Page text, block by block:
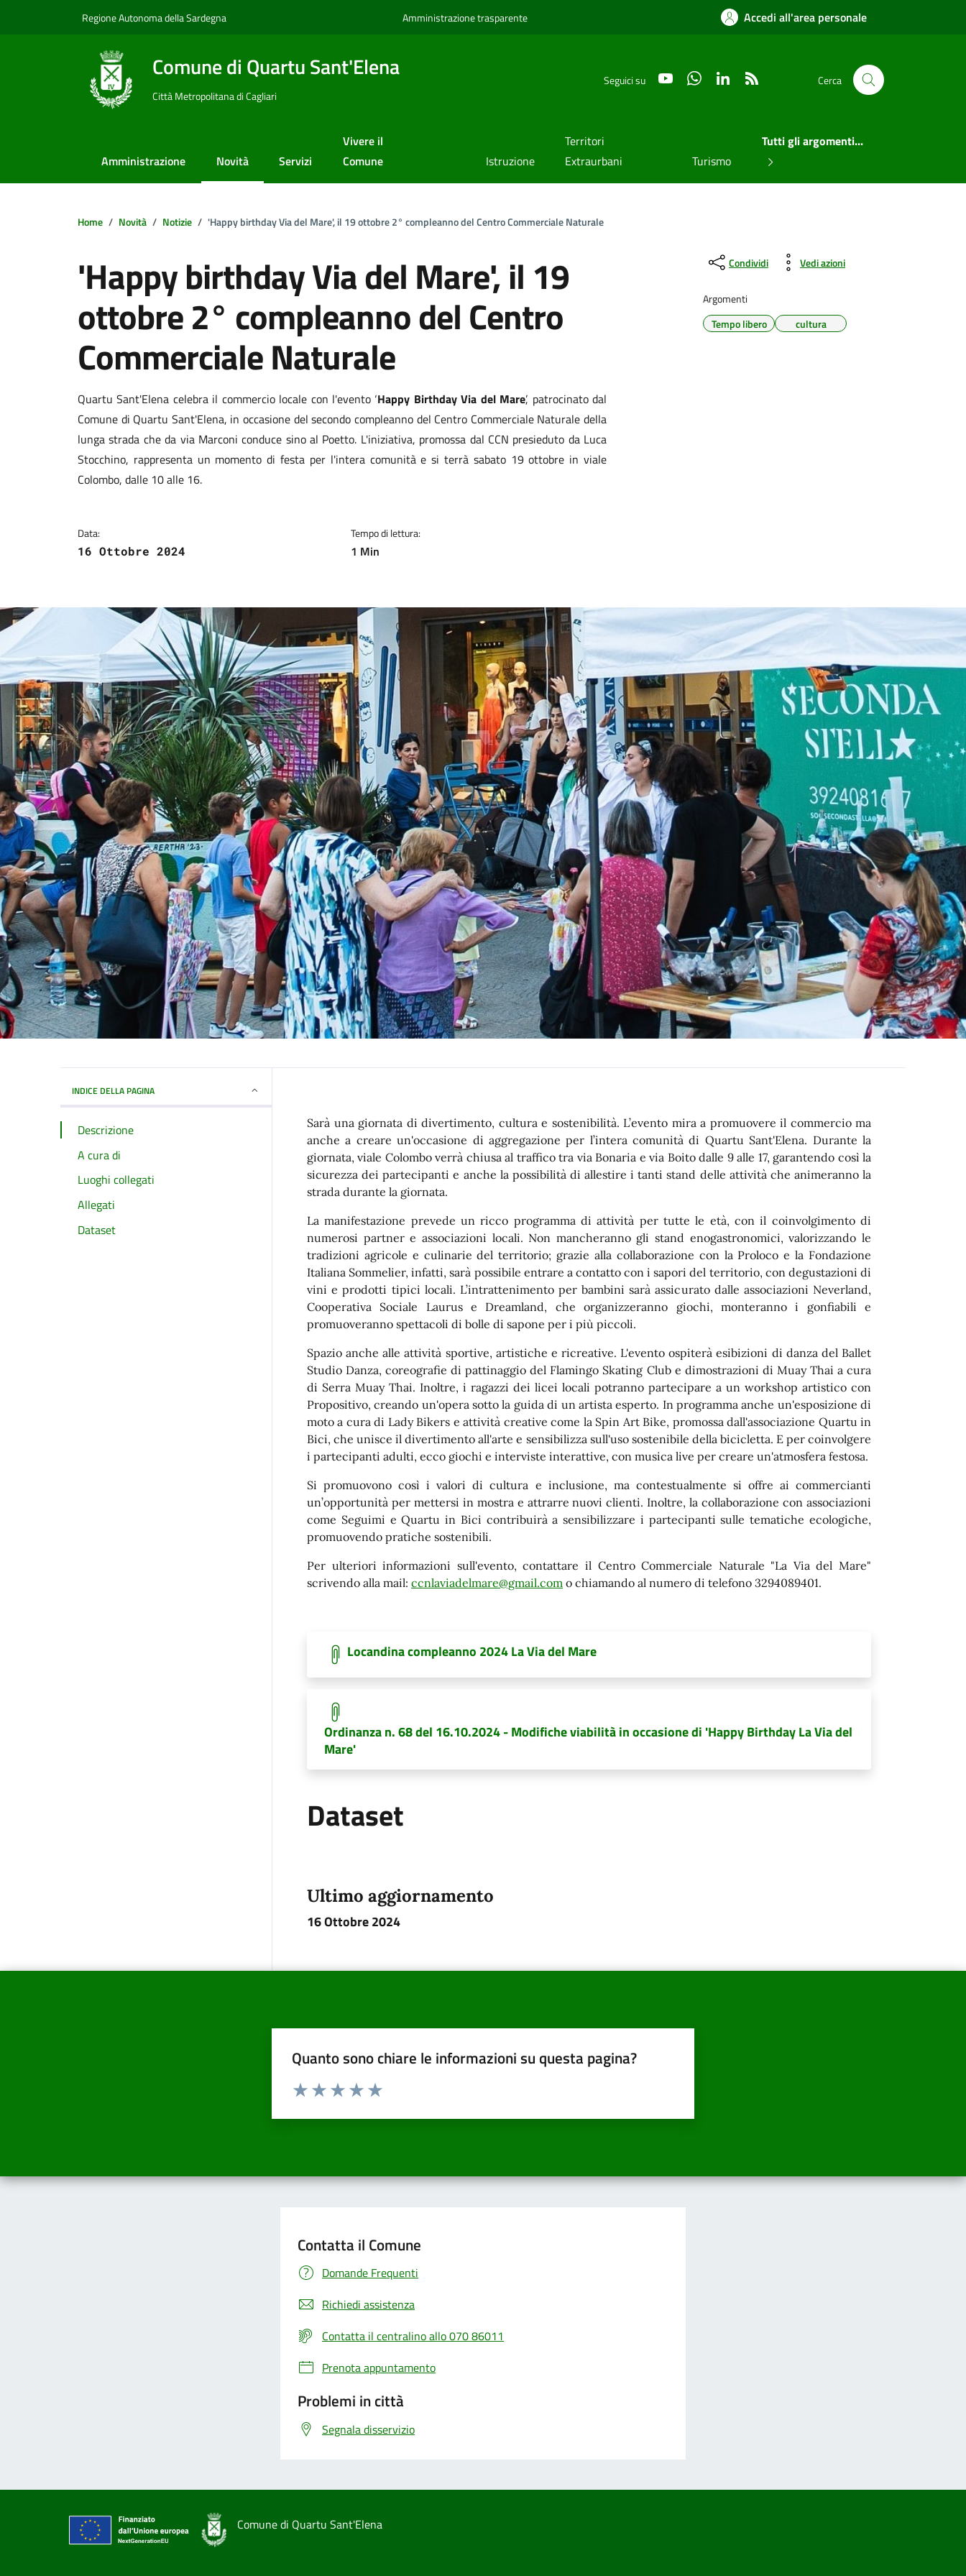
Regione Autonoma della Sardegna Amministrazione trasparente Accedi all'area personale
Comune di Quartu Sant'Elena
Città Metropolitana di Cagliari
Seguici su YouTube WhatsAppLinkedIn Cerca
Amministrazione Novità Servizi
Vivere il
Comune
Istruzione
Territori
Extraurbani
Turismo
Tutti gli argomenti...
Home Novità Notizie 'Happy birthday Via del Mare', il 19 ottobre 2° compleanno del Centro Commerciale Naturale
'Happy birthday Via del Mare', il 19
ottobre 2° compleanno del Centro
Commerciale Naturale
Dettagli della notizia
Quartu Sant'Elena celebra il commercio locale con l'evento ‘Happy Birthday Via del Mare’, patrocinato dal
Comune di Quartu Sant'Elena, in occasione del secondo compleanno del Centro Commerciale Naturale della
lunga strada che da via Marconi conduce sino al Poetto. L'iniziativa, promossa dal CCN presieduto da Luca
Stocchino, rappresenta un momento di festa per l'intera comunità e si terrà sabato 19 ottobre in viale
Colombo, dalle 10 alle 16.
Data:
16 Ottobre 2024
Tempo di lettura:
1 Min
Condividi Vedi azioni
Argomenti
Tempo libero
cultura
INDICE DELLA PAGINA
Descrizione
A cura di
Luoghi collegati
Allegati
Dataset
Sarà una giornata di divertimento, cultura e sostenibilità. L’evento mira a promuovere il commercio ma
anche a creare un'occasione di aggregazione per l’intera comunità di Quartu Sant'Elena. Durante la
giornata, viale Colombo verrà chiusa al traffico tra via Bonaria e via Boito dalle 9 alle 17, garantendo così la
sicurezza dei partecipanti e anche la possibilità di allestire i tanti stand delle attività che animeranno la
strada durante la giornata.
La manifestazione prevede un ricco programma di attività per tutte le età, con il coinvolgimento di
numerosi partner e associazioni locali. Non mancheranno gli stand enogastronomici, valorizzando le
tradizioni agricole e culinarie del territorio; grazie alla collaborazione con la Proloco e la Fondazione
Italiana Sommelier, infatti, sarà possibile entrare a contatto con i sapori del territorio, con degustazioni di
vini e prodotti tipici locali. L’intrattenimento per bambini sarà assicurato dalle associazioni Neverland,
Cooperativa Sociale Laurus e Dreamland, che organizzeranno giochi, monteranno i gonfiabili e
promuoveranno spettacoli di bolle di sapone per i più piccoli.
Spazio anche alle attività sportive, artistiche e ricreative. L'evento ospiterà esibizioni di danza del Ballet
Studio Danza, coreografie di pattinaggio del Flamingo Skating Club e dimostrazioni di Muay Thai a cura
di Serra Muay Thai. Inoltre, i ragazzi dei licei locali potranno partecipare a un workshop artistico con
Propositivo, creando un'opera sotto la guida di un artista esperto. In programma anche un'esposizione di
moto a cura di Lady Bikers e attività creative come la Spin Art Bike, promossa dall'associazione Quartu in
Bici, che unisce il divertimento all'arte e sensibilizza sull'uso sostenibile della bicicletta. E per coinvolgere
i partecipanti adulti, ecco giochi e interviste interattive, con musica live per creare un'atmosfera festosa.
Si promuovono così i valori di cultura e inclusione, ma contestualmente si offre ai commercianti
un’opportunità per mettersi in mostra e attrarre nuovi clienti. Inoltre, la collaborazione con associazioni
come Seguimi e Quartu in Bici contribuirà a sensibilizzare i partecipanti sulle tematiche ecologiche,
promuovendo pratiche sostenibili.
Per ulteriori informazioni sull'evento, contattare il Centro Commerciale Naturale "La Via del Mare"
scrivendo alla mail: ccnlaviadelmare@gmail.com o chiamando al numero di telefono 3294089401.
Locandina compleanno 2024 La Via del Mare
Ordinanza n. 68 del 16.10.2024 - Modifiche viabilità in occasione di 'Happy Birthday La Via del
Mare'
Dataset
Ultimo aggiornamento
16 Ottobre 2024
Quanto sono chiare le informazioni su questa pagina?
Valuta da 1 a 5 stelle la pagina
Contatta il Comune
Domande Frequenti
Richiedi assistenza
Contatta il centralino allo 070 86011
Prenota appuntamento
Problemi in città
Segnala disservizio
Comune di Quartu Sant'Elena